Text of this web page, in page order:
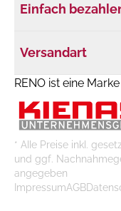
Einfach
Versandart
RENO ist eine
* Alle Preise inkl.
und ggf.
angegeben
ImpressumAGB